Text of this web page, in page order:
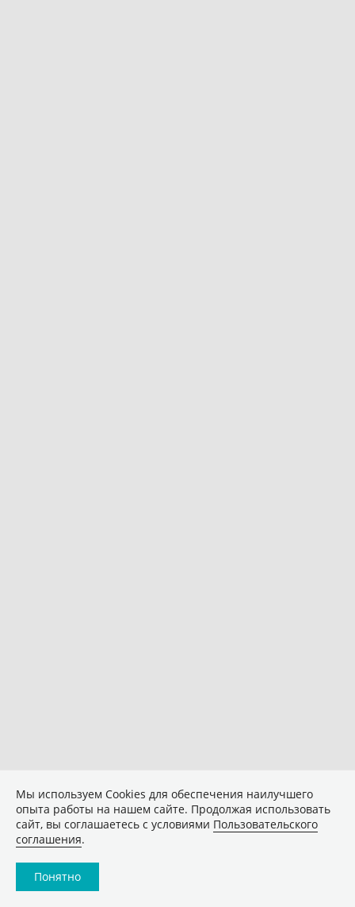
Мы используем Сookies для обеспечения наилучшего
опыта работы на нашем сайте. Продолжая использовать
сайт, вы соглашаетесь с условиями Пользовательского
соглашения.
Понятно